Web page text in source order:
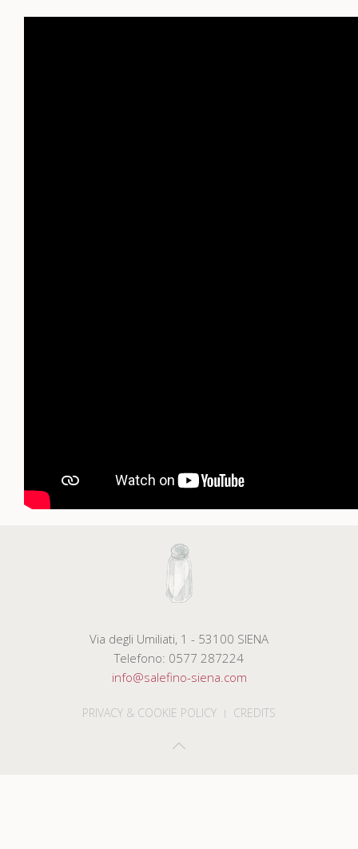
Via degli Umiliati, 1 - 53100 SIENA
Telefono: 0577 287224
info@salefino-siena.com
PRIVACY & COOKIE POLICY CREDITS